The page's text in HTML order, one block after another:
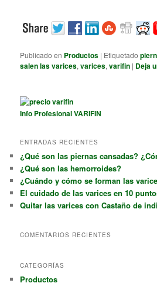
Publicado en Productos | Etiquetado
salen las varices,varices,varifin | Deja
Info Profesional VARIFIN
ENTRADAS RECIENTES
¿Qué son las piernas cansadas?
¿Qué son las hemorroides?
¿Cuándo y cómo se forman las
El cuidado de las varices en 10
Quitar las varices con Castaño de
COMENTARIOS RECIENTES
CATEGORÍAS
Productos